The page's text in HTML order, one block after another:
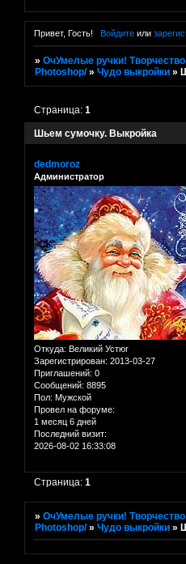
Привет, Гость! Войдитеили
»ОчУмелые ручки!
Photoshop/ »Чудо выкройки »
Шьем сумочку. Выкройка
Страница:1
dedmoroz
Администратор
Откуда: Великий Устюг
Зарегистрирован: 2013-03-27
Приглашений: 0
Сообщений: 8895
Пол: Мужской
Провел на форуме:
1 месяц 6 дней
Последний визит:
2026-08-02 16:33:08
Страница:1
»ОчУмелые ручки!
Photoshop/ »Чудо выкройки »